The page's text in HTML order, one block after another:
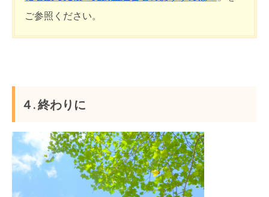
ご参照ください。
４. 終わりに